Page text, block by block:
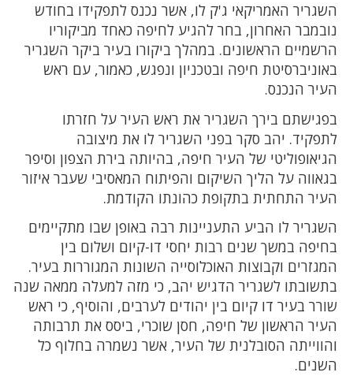
השגריר האמריקאי ג'ק לו, אשר נכנס לתפקידו בחודש
נובמבר האחרון, בחר להגיע לחיפה כאחד מביקוריו
הרשמיים הראשונים. במהלך ביקורו בעיר ביקר השגריר
באוניברסיטת חיפה ובטכניון ונפגש, כאמור, עם ראש
העיר הנכנס.
בפגישתם בירך השגריר את ראש העיר על חזרתו
לתפקיד. יהב סקר בפני השגריר לו את מיצובה
הגיאופוליטי של העיר חיפה, בהיותה בירת הצפון וסיפר
בגאווה על הליך השיקום והפיתוח המאסיבי שעבר איזור
העיר התחתית בתקופת כהונתו הקודמת.
השגריר לו הביע התעניינות רבה באופן שבו מתקיימים
בחיפה במשך שנים רבות יחסי דו-קיום ושלום בין
המגזרים וקבוצות האוכלוסייה השונות המגוררות בעיר.
בתשובתו לשגריר הדגיש יהב, כי מזה למעלה ממאה שנה
שורר בעיר דו קיום בין יהודים לערבים, והוסיף, כי ראש
העיר הראשון של חיפה, חסן שוכרי, ביסס את תרבותה
והווייתה הסובלנית של העיר, אשר נשמרה בחלוף כל
השנים.